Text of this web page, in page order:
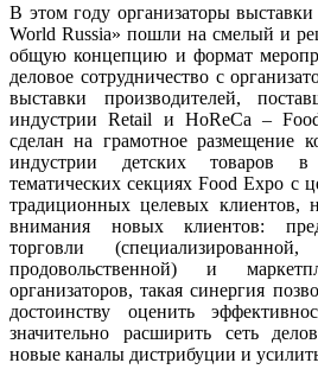
В этом году организаторы
World Russia» пошли на смелый и
общую концепцию и формат
деловое сотрудничество с
выставки производителей,
индустрии Retail и HoReCa –
сделан на грамотное размещение
индустрии детских товаров в
тематических секцияхFood Expo с
традиционных целевых клиентов,
внимания новых клиентов:
торговли
продовольственной) и
организаторов,такая синергия
достоинству оценить
значительно расширить сеть
новые каналы дистрибуции и